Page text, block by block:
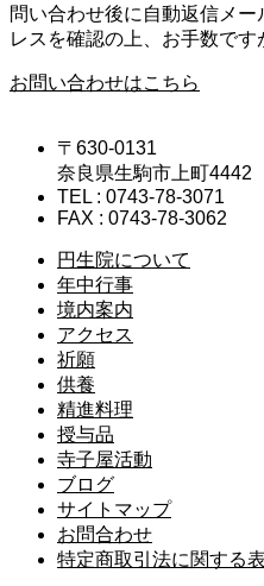
問い合わせ後に自動返信メ
レスを確認の上、お手数です
お問い合わせはこちら
〒630-0131
奈良県生駒市上町4442
TEL : 0743-78-3071
FAX : 0743-78-3062
円生院について
年中行事
境内案内
アクセス
祈願
供養
精進料理
授与品
寺子屋活動
ブログ
サイトマップ
お問合わせ
特定商取引法に関する